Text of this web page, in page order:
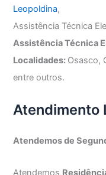
Leopoldina,
Assistência Técnica
Assistência Técnica
Localidades: Osasco,
entre outros.
Atendimento
Atendemos de
Atendemos